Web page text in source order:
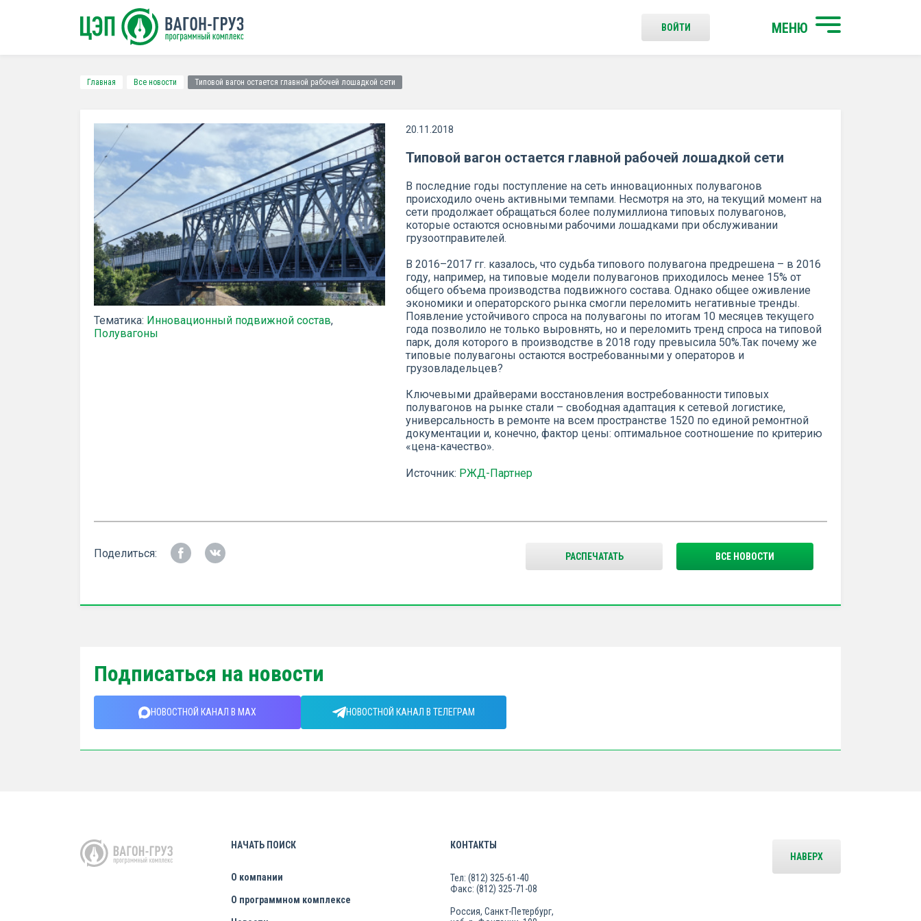
МЕНЮ
ВОЙТИ
Главная Все новости Типовой вагон остается главной рабочей лошадкой сети
Тематика: Инновационный подвижной состав,
Полувагоны
20.11.2018
Типовой вагон остается главной рабочей лошадкой сети
В последние годы поступление на сеть инновационных полувагонов
происходило очень активными темпами. Несмотря на это, на текущий момент на
сети продолжает обращаться более полумиллиона типовых полувагонов,
которые остаются основными рабочими лошадками при обслуживании
грузоотправителей.
В 2016–2017 гг. казалось, что судьба типового полувагона предрешена – в 2016
году, например, на типовые модели полувагонов приходилось менее 15% от
общего объема производства подвижного состава. Однако общее оживление
экономики и операторского рынка смогли переломить негативные тренды.
Появление устойчивого спроса на полувагоны по итогам 10 месяцев текущего
года позволило не только выровнять, но и переломить тренд спроса на типовой
парк, доля которого в производстве в 2018 году превысила 50%.Так почему же
типовые полувагоны остаются востребованными у операторов и
грузовладельцев?
Ключевыми драйверами восстановления востребованности типовых
полувагонов на рынке стали – свободная адаптация к сетевой логистике,
универсальность в ремонте на всем пространстве 1520 по единой ремонтной
документации и, конечно, фактор цены: оптимальное соотношение по критерию
«цена-качество».
Источник: РЖД-Партнер
Поделиться: ВСЕ НОВОСТИ
РАСПЕЧАТАТЬ
Подписаться на новости
НОВОСТНОЙ КАНАЛ В MAX НОВОСТНОЙ КАНАЛ В ТЕЛЕГРАМ
НАЧАТЬ ПОИСК
О компании
О программном комплексе
КОНТАКТЫ
Тел: (812) 325-61-40
Факс: (812) 325-71-08
Россия, Санкт-Петербург,
НАВЕРХ